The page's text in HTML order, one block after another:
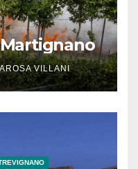
VILLANI